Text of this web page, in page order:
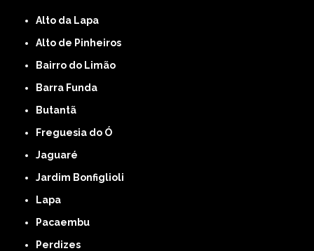
Alto da Lapa
Alto de Pinheiros
Bairro do Limão
Barra Funda
Butantã
Freguesia do Ó
Jaguaré
Jardim Bonfiglioli
Lapa
Pacaembu
Perdizes